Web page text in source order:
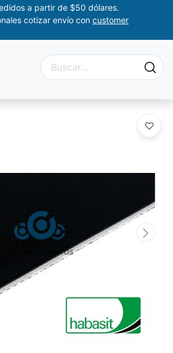
a partir de $50 dólares.
cotizar envío con customer